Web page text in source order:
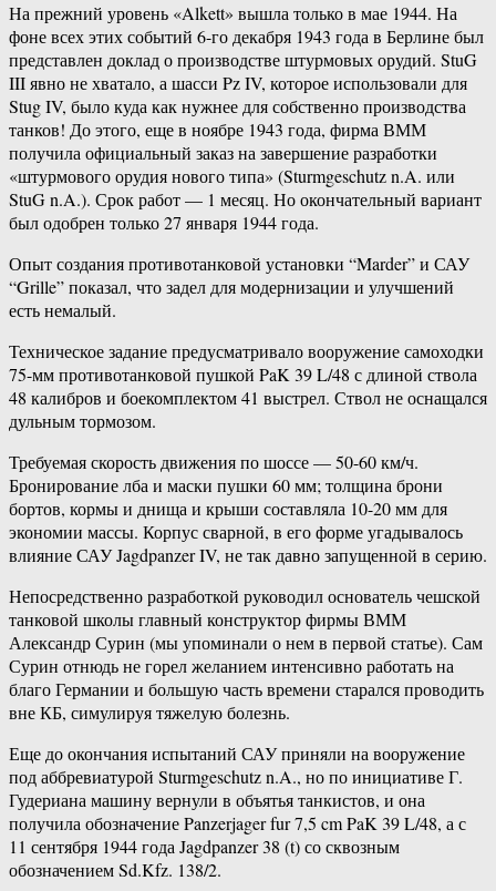
На прежний уровень «Alkett» вышла только в мае 1944. На
фоне всех этих событий 6-го декабря 1943 года в Берлине был
представлен доклад о производстве штурмовых орудий. StuG
III явно не хватало, а шасси Pz IV, которое использовали для
Stug IV, было куда как нужнее для собственно производства
танков! До этого, еще в ноябре 1943 года, фирма ВММ
получила официальный заказ на завершение разработки
«штурмового орудия нового типа» (Sturmgeschutz n.A. или
StuG n.A.). Срок работ — 1 месяц. Но окончательный вариант
был одобрен только 27 января 1944 года.
Опыт создания противотанковой установки “Marder” и САУ
“Grille” показал, что задел для модернизации и улучшений
есть немалый.
Техническое задание предусматривало вооружение самоходки
75-мм противотанковой пушкой PaK 39 L/48 с длиной ствола
48 калибров и боекомплектом 41 выстрел. Ствол не оснащался
дульным тормозом.
Требуемая скорость движения по шоссе — 50-60 км/ч.
Бронирование лба и маски пушки 60 мм; толщина брони
бортов, кормы и днища и крыши составляла 10-20 мм для
экономии массы. Корпус сварной, в его форме угадывалось
влияние САУ Jagdpanzer IV, не так давно запущенной в серию.
Непосредственно разработкой руководил основатель чешской
танковой школы главный конструктор фирмы ВММ
Александр Сурин (мы упоминали о нем в первой статье). Сам
Сурин отнюдь не горел желанием интенсивно работать на
благо Германии и большую часть времени старался проводить
вне КБ, симулируя тяжелую болезнь.
Еще до окончания испытаний САУ приняли на вооружение
под аббревиатурой Sturmgeschutz n.A., но по инициативе Г.
Гудериана машину вернули в объятья танкистов, и она
получила обозначение Panzerjager fur 7,5 cm PaK 39 L/48, а с
11 сентября 1944 года Jagdpanzer 38 (t) со сквозным
обозначением Sd.Kfz. 138/2.